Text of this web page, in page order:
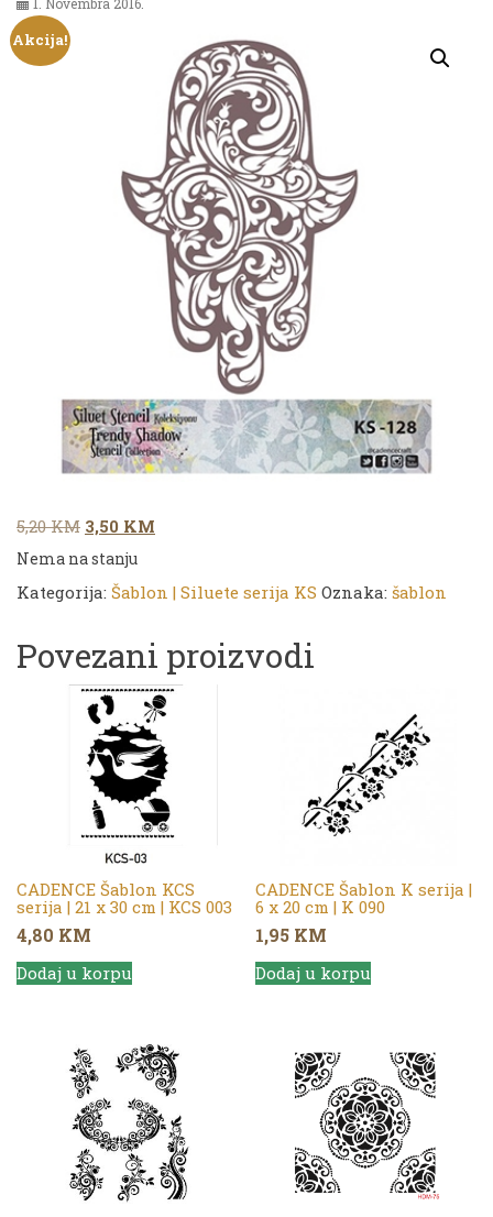
Akcija!
5,20KM Original
price
was:
5,20 KM.
3,50 KM
3,50 KM.
Nema na stanju
Kategorija: Šablon | Siluete serija KS Oznaka: šablon
Povezani proizvodi
CADENCE Šablon KCS
serija | 21 x 30 cm | KCS 003
4,80 KM
Dodaj u korpu
CADENCE Šablon K serija |
6 x 20 cm | K 090
1,95 KM
Dodaj u korpu